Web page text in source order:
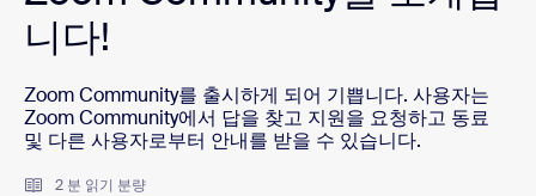
니다!
Zoom Community를 출시하게 되어 기쁩니다. 사용자는
Zoom Community에서 답을 찾고 지원을 요청하고 동료
및 다른 사용자로부터 안내를 받을 수 있습니다.
2 분 읽기 분량